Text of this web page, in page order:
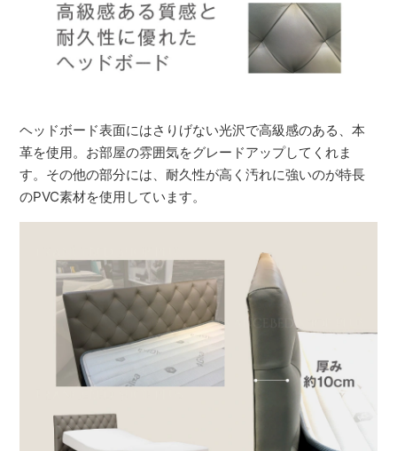
ヘッドボード表面にはさりげない光沢で高級感のある、本
革を使用。お部屋の雰囲気をグレードアップしてくれま
す。その他の部分には、耐久性が高く汚れに強いのが特長
のPVC素材を使用しています。